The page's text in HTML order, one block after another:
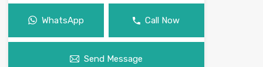
WhatsApp Call Now
Send Message